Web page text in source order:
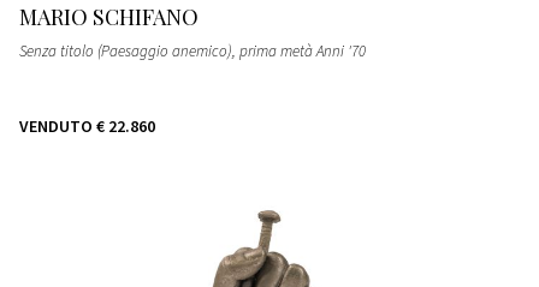
MARIO SCHIFANO
Senza titolo (Paesaggio anemico), prima metà Anni '70
VENDUTO € 22.860